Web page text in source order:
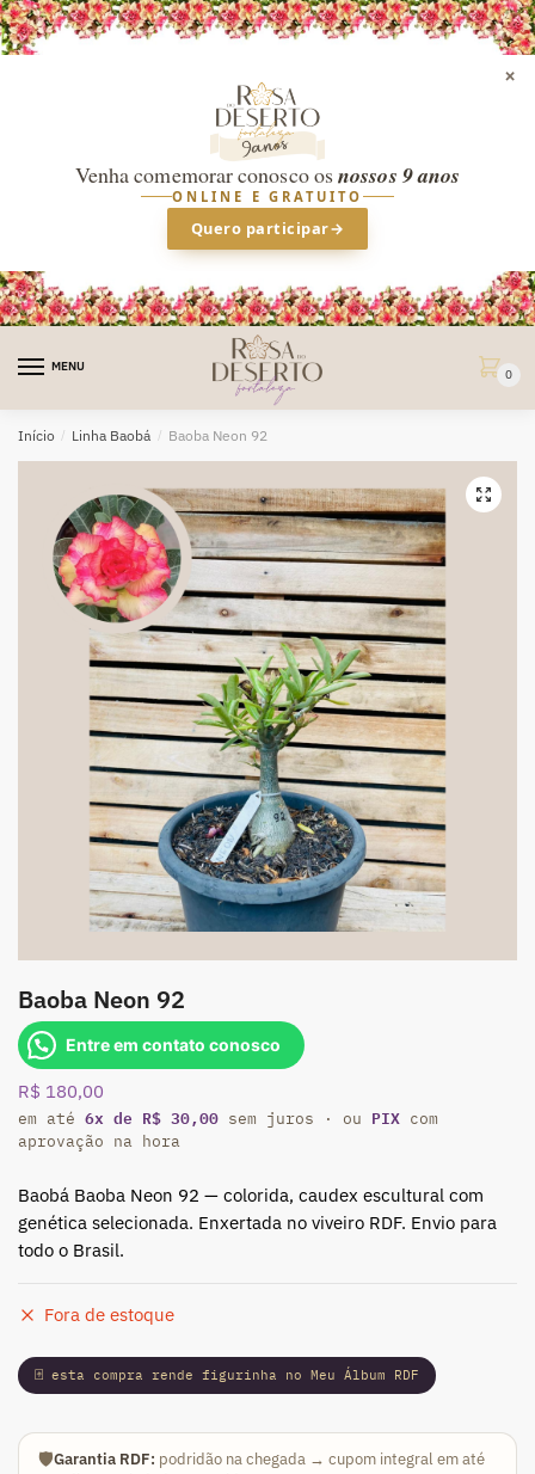
×
Venha comemorar conosco osnossos 9 anos
ONLINE E GRATUITO
Quero participar→
MENU
0
Início / Linha Baobá / Baoba Neon 92
🔍
Baoba Neon 92
Entre em contato conosco
R$ 180,00
em até 6x de R$ 30,00 sem juros · ou PIX com
aprovação na hora
Baobá Baoba Neon 92 — colorida, caudex escultural com
genética selecionada. Enxertada no viveiro RDF. Envio para
todo o Brasil.
Fora de estoque
🃏 esta compra rende figurinha no Meu Álbum RDF
🛡️Garantia RDF: podridão na chegada → cupom integral em até